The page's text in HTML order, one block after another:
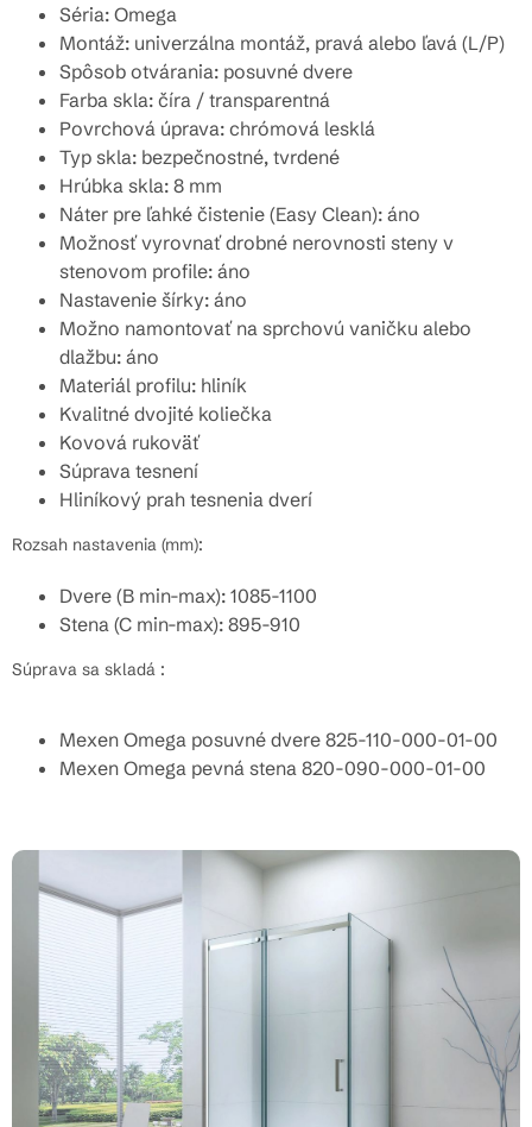
Séria: Omega
Montáž: univerzálna montáž, pravá alebo ľavá (L/P)
Spôsob otvárania: posuvné dvere
Farba skla: číra / transparentná
Povrchová úprava: chrómová lesklá
Typ skla: bezpečnostné, tvrdené
Hrúbka skla: 8 mm
Náter pre ľahké čistenie (Easy Clean): áno
Možnosť vyrovnať drobné nerovnosti steny v
stenovom profile: áno
Nastavenie šírky: áno
Možno namontovať na sprchovú vaničku alebo
dlažbu: áno
Materiál profilu: hliník
Kvalitné dvojité koliečka
Kovová rukoväť
Súprava tesnení
Hliníkový prah tesnenia dverí
Rozsah nastavenia (mm):
Dvere (B min-max): 1085-1100
Stena (C min-max): 895-910
Súprava sa skladá :
Mexen Omega posuvné dvere 825-110-000-01-00
Mexen Omega pevná stena 820-090-000-01-00